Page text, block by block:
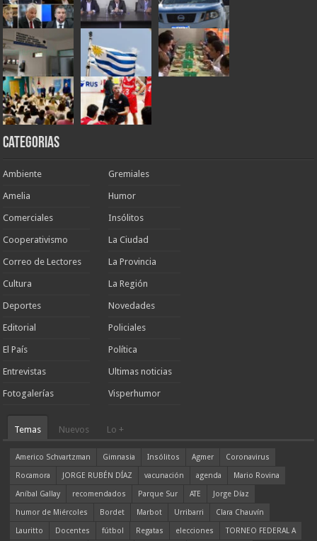
Categorias
Ambiente
Amelia
Comerciales
Cooperativismo
Correo de Lectores
Cultura
Deportes
Editorial
El País
Entrevistas
Fotogalerías
Gremiales
Humor
Insólitos
La Ciudad
La Provincia
La Región
Novedades
Policiales
Política
Ultimas noticias
Visperhumor
Temas Nuevos Lo +
Americo Schvartzman Gimnasia Insólitos Agmer
Coronavirus
Rocamora
JORGE RUBÉN DÍAZ vacunación agenda
Mario Rovina
Aníbal Gallay
recomendados Parque Sur ATE
Jorge Díaz
humor de Miércoles
Bordet Marbot Urribarri
Clara Chauvín
Lauritto
Docentes fútbol Regatas elecciones TORNEO FEDERAL A